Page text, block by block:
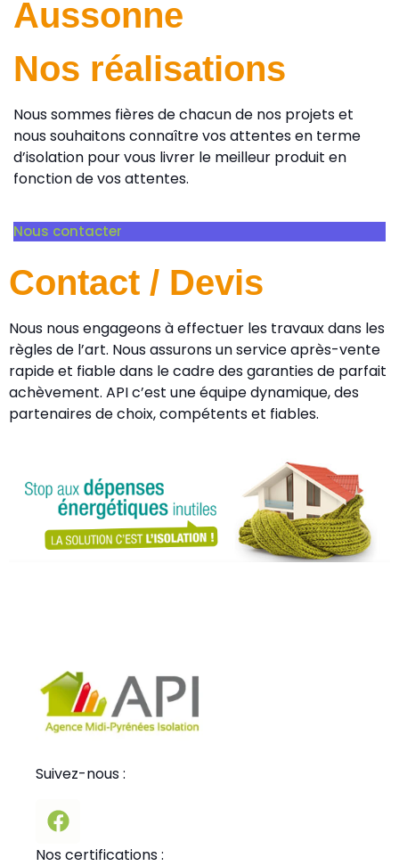
Aussonne
Nos réalisations
Nous sommes fières de chacun de nos projets et
nous souhaitons connaître vos attentes en terme
d’isolation pour vous livrer le meilleur produit en
fonction de vos attentes.
Nous contacter
Contact / Devis
Nous nous engageons à effectuer les travaux dans les
règles de l’art. Nous assurons un service après-vente
rapide et fiable dans le cadre des garanties de parfait
achèvement. API c’est une équipe dynamique, des
partenaires de choix, compétents et fiables.
Suivez-nous :
Nos certifications :